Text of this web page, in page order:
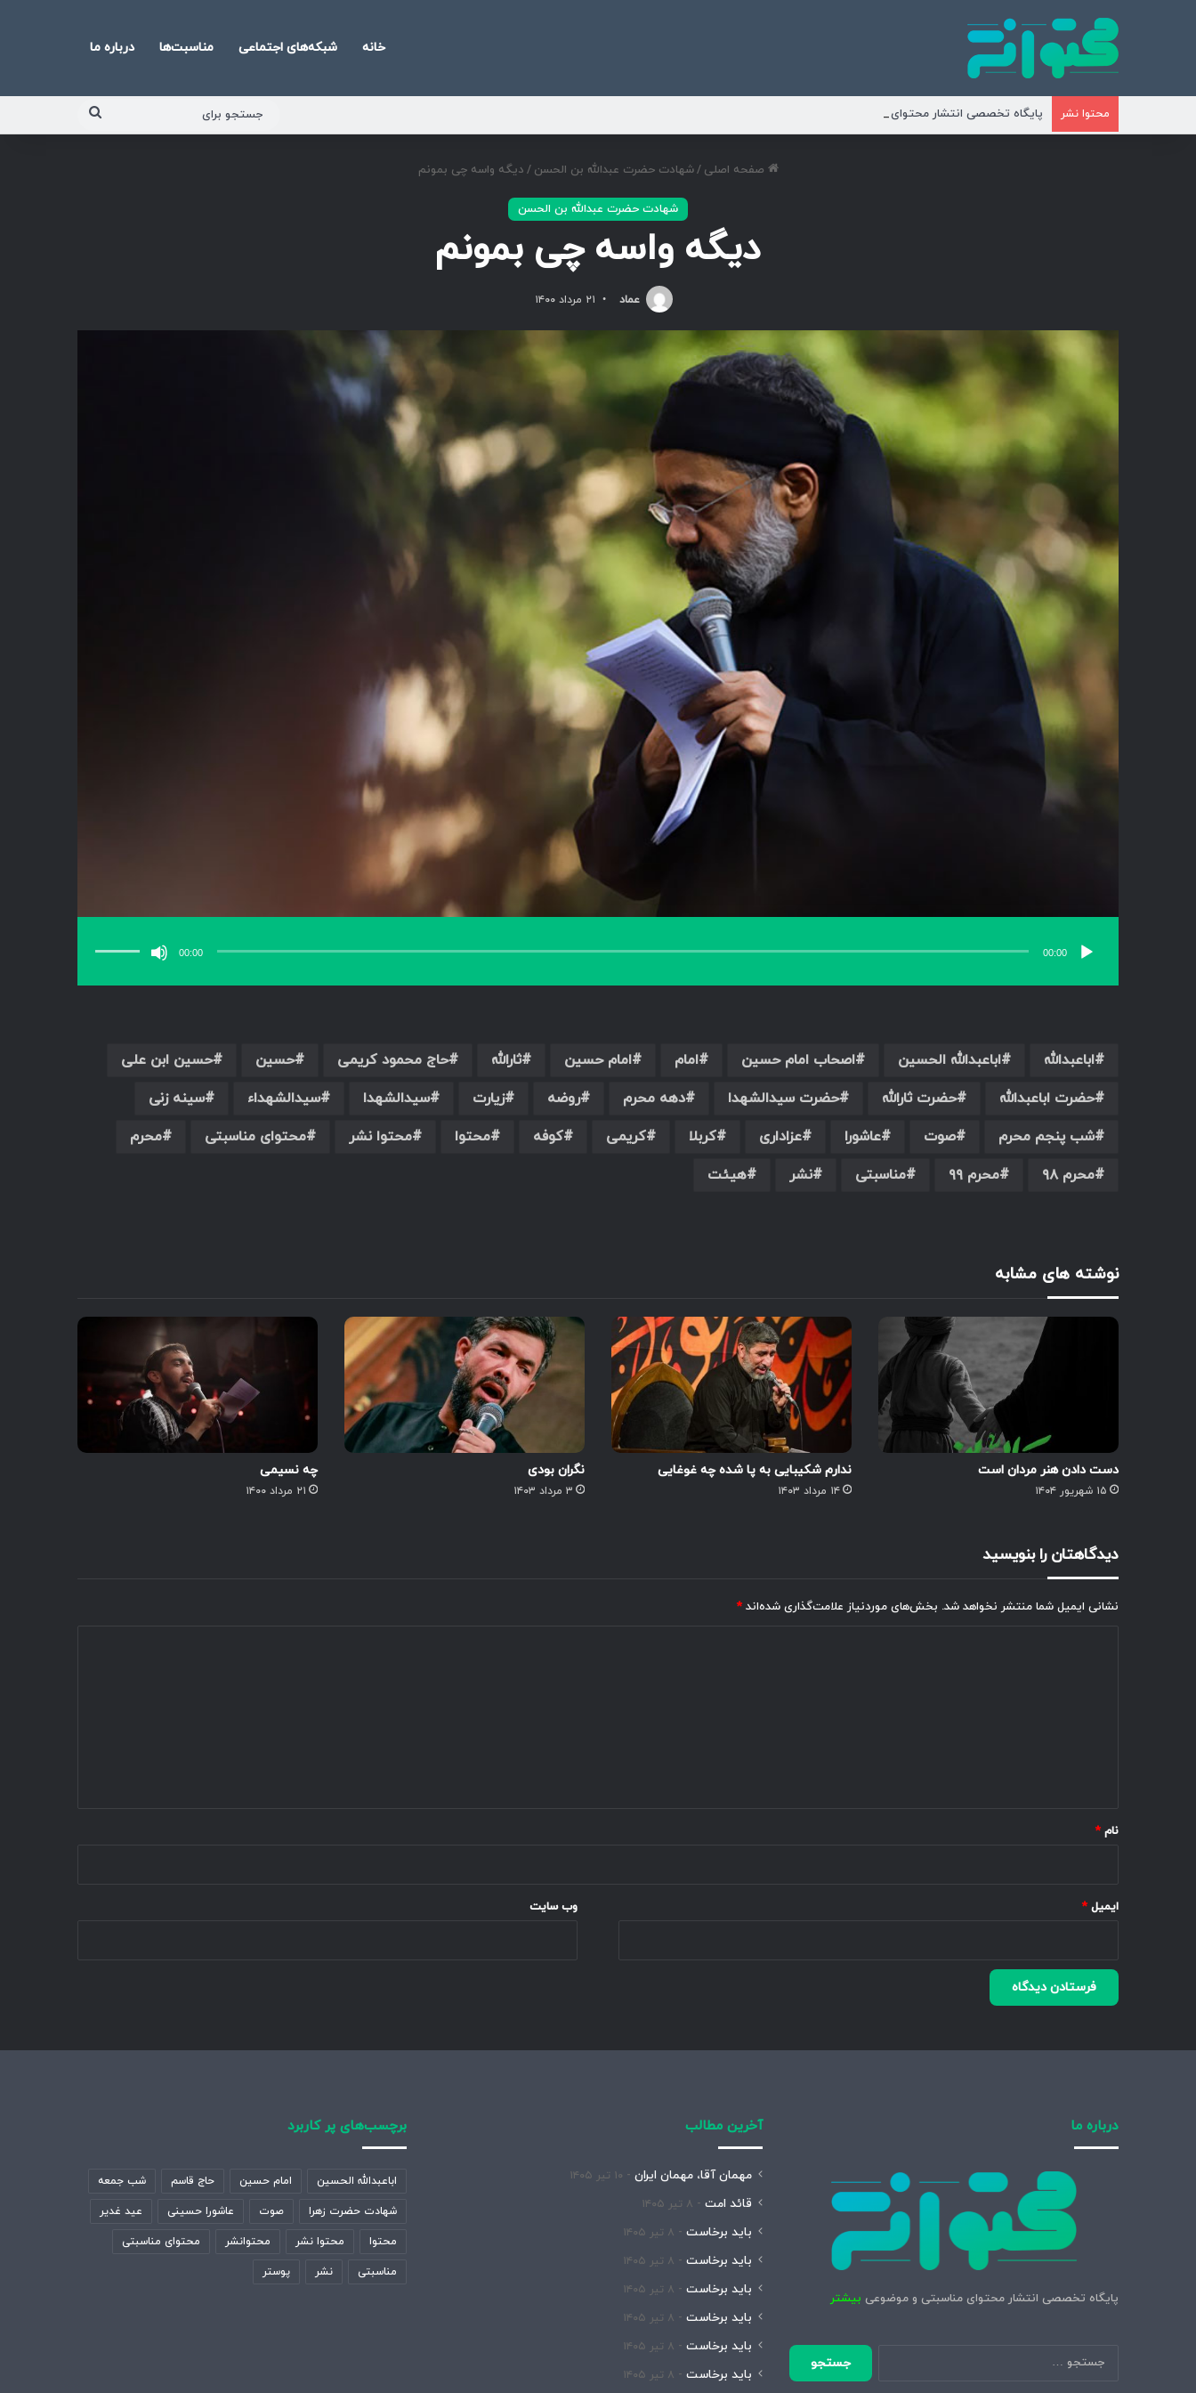
خانه شبکه‌های اجتماعی مناسبت‌ها درباره ما
محتوا نشر پایگاه تخصصی انتشار محتوای مناسبتی و موضوعی
صفحه اصلی /شهادت حضرت عبدالله بن الحسن / دیگه واسه چی بمونم
شهادت حضرت عبدالله بن الحسن
دیگه واسه چی بمونم
عماد ۲۱ مرداد ۱۴۰۰
پخش‌کننده
00:00
00:00
کاهش
اباعبدالله اباعبدالله الحسین اصحاب امام حسین امام امام حسین ثارالله حاج محمود کریمی حسین
حسین ابن علی
حضرت اباعبدالله
حضرت ثارالله حضرت سیدالشهدا دهه محرم روضه زیارت سیدالشهدا سیدالشهداء
سینه زنی
شب پنجم محرم
صوت عاشورا عزاداری کربلا کریمی کوفه محتوا محتوا نشر محتوای مناسبتی
محرم
محرم ۹۸
محرم ۹۹ مناسبتی نشر هیئت
نوشته های مشابه
دست دادن هنر مردان است
۱۵ شهریور ۱۴۰۴
ندارم شکیبایی به پا شده چه غوغایی
۱۴ مرداد ۱۴۰۳
نگران بودی
۳ مرداد ۱۴۰۳
چه نسیمی
۲۱ مرداد ۱۴۰۰
دیدگاهتان را بنویسید
نشانی ایمیل شما منتشر نخواهد شد. بخش‌های موردنیاز علامت‌گذاری شده‌اند *
نام *
ایمیل * وب‌ سایت
درباره ما
پایگاه تخصصی انتشار محتوای مناسبتی و موضوعی بیشتر
جستجو
برای:
آخرین مطالب
مهمان آقا، مهمان ایران ۱۰ تیر ۱۴۰۵
قائد امت ۸ تیر ۱۴۰۵
باید برخاست ۸ تیر ۱۴۰۵
باید برخاست ۸ تیر ۱۴۰۵
باید برخاست ۸ تیر ۱۴۰۵
باید برخاست ۸ تیر ۱۴۰۵
باید برخاست ۸ تیر ۱۴۰۵
باید برخاست ۸ تیر ۱۴۰۵
برچسب‌های پر کاربرد
اباعبدالله الحسین امام حسین حاج قاسم شب جمعه
شهادت حضرت زهرا صوت عاشورا حسینی عید غدیر
محتوا محتوا نشر محتوانشر محتوای مناسبتی
مناسبتی نشر پوستر